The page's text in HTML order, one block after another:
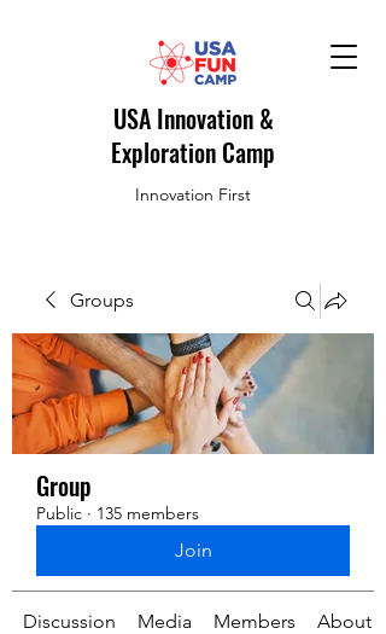
USA Innovation &
Exploration Camp
Innovation First
Groups
Group
Public · 135 members
Join
Discussion Media Members About